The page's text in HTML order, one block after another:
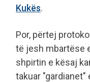
Kukës.
Por, përtej
të jesh mbartëse
shpirtin e kësaj
takuar